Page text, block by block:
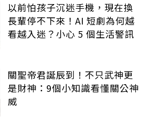
以前怕孩子沉迷手機，現在換
長輩停不下來！AI 短劇為何越
看越入迷？小心 5 個生活警訊
關聖帝君誕辰到！不只武神更
是財神：9個小知識看懂關公神
威